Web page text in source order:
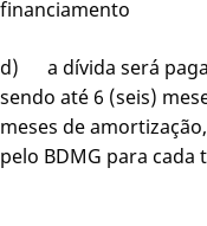
financiamento
d) a dívida será paga
sendo até 6 (seis)
meses de
pelo BDMG para cada